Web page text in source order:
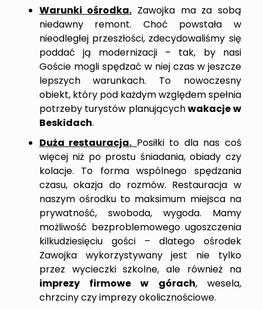
Warunki ośrodka. Zawojka ma za sobą
niedawny remont. Choć powstała w
nieodległej przeszłości, zdecydowaliśmy się
poddać ją modernizacji – tak, by nasi
Goście mogli spędzać w niej czas w jeszcze
lepszych warunkach. To nowoczesny
obiekt, który pod każdym względem spełnia
potrzeby turystów planującychwakacje w
Beskidach.
Duża restauracja. Posiłki to dla nas coś
więcej niż po prostu śniadania, obiady czy
kolacje. To forma wspólnego spędzania
czasu, okazja do rozmów. Restauracja w
naszym ośrodku to maksimum miejsca na
prywatność, swoboda, wygoda. Mamy
możliwość bezproblemowego ugoszczenia
kilkudziesięciu gości – dlatego ośrodek
Zawojka wykorzystywany jest nie tylko
przez wycieczki szkolne, ale również na
imprezy firmowe w górach, wesela,
chrzciny czy imprezy okolicznościowe.